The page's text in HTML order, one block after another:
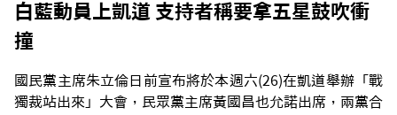
白藍動員上凱道 支持者稱要拿五星鼓吹衝
撞
國民黨主席朱立倫日前宣布將於本週六(26)在凱道舉辦「戰
獨裁站出來」大會，民眾黨主席黃國昌也允諾出席，兩黨合